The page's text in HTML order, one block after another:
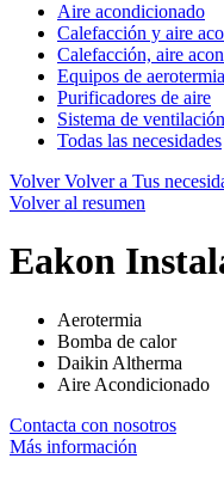
Aire acondicionado
Calefacción y aire
Calefacción, aire
Equipos de
Purificadores de aire
Sistema de ventilación
Todas las necesidades
Volver Volver a Tus
Volver al resumen
Eakon
Aerotermia
Bomba de calor
Daikin Altherma
Aire Acondicionado
Contacta con nosotros
Más información